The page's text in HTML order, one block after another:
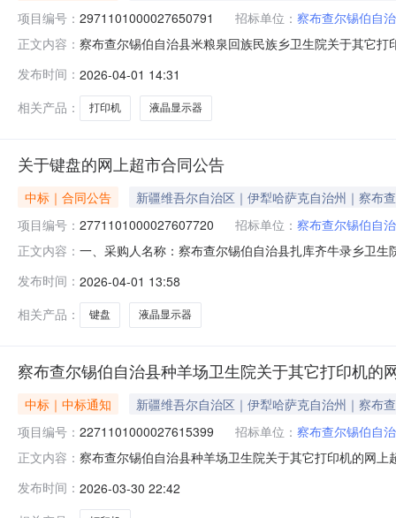
项目编号： 2971101000027650791 招标单位： 察布查尔锡伯自
正文内容： 察布查尔锡伯自治县米粮泉回族民族乡卫生院关于其它
采购计划文号:采购计划金额（元）:项目所在行政区划编
发布时间： 2026-04-01 14:31
相关产品：
打印机 液晶显示器
关于键盘的网上超市合同公告
中标｜合同公告
新疆维吾尔自治区｜伊犁哈萨克自治州｜察布
项目编号： 2771101000027607720 招标单位： 察布查尔锡伯自
正文内容： 一、采购人名称：察布查尔锡伯自治县扎库齐牛录乡卫
1000键盘双飞燕/A4TECHWKM-1000件
发布时间： 2026-04-01 13:58
相关产品：
键盘 液晶显示器
察布查尔锡伯自治县种羊场卫生院关于其它打印机的
中标｜中标通知
新疆维吾尔自治区｜伊犁哈萨克自治州｜察布
项目编号： 2271101000027615399 招标单位： 察布查尔锡伯自
正文内容： 察布查尔锡伯自治县种羊场卫生院关于其它打印机的网
划金额（元）:项目所在行政区划编码:654022项目所在
发布时间： 2026-03-30 22:42